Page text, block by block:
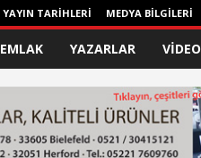
YAYIN TARİHLERİ MEDYA BİLGİLERİ
EMLAK YAZARLAR VİDEO